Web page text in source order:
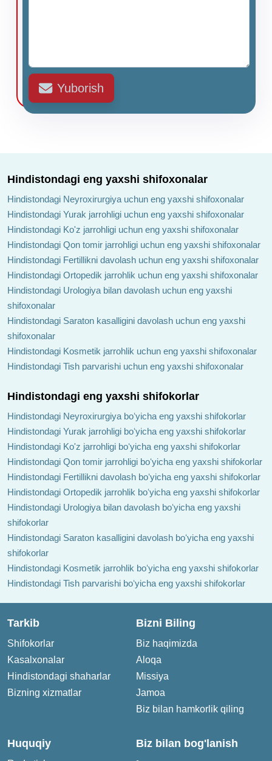
Yuborish
Hindistondagi eng yaxshi shifoxonalar
Hindistondagi Neyroxirurgiya uchun eng yaxshi shifoxonalar
Hindistondagi Yurak jarrohligi uchun eng yaxshi shifoxonalar
Hindistondagi Ko'z jarrohligi uchun eng yaxshi shifoxonalar
Hindistondagi Qon tomir jarrohligi uchun eng yaxshi shifoxonalar
Hindistondagi Fertillikni davolash uchun eng yaxshi shifoxonalar
Hindistondagi Ortopedik jarrohlik uchun eng yaxshi shifoxonalar
Hindistondagi Urologiya bilan davolash uchun eng yaxshi
shifoxonalar
Hindistondagi Saraton kasalligini davolash uchun eng yaxshi
shifoxonalar
Hindistondagi Kosmetik jarrohlik uchun eng yaxshi shifoxonalar
Hindistondagi Tish parvarishi uchun eng yaxshi shifoxonalar
Hindistondagi eng yaxshi shifokorlar
Hindistondagi Neyroxirurgiya boʻyicha eng yaxshi shifokorlar
Hindistondagi Yurak jarrohligi boʻyicha eng yaxshi shifokorlar
Hindistondagi Ko'z jarrohligi boʻyicha eng yaxshi shifokorlar
Hindistondagi Qon tomir jarrohligi boʻyicha eng yaxshi shifokorlar
Hindistondagi Fertillikni davolash boʻyicha eng yaxshi shifokorlar
Hindistondagi Ortopedik jarrohlik boʻyicha eng yaxshi shifokorlar
Hindistondagi Urologiya bilan davolash boʻyicha eng yaxshi
shifokorlar
Hindistondagi Saraton kasalligini davolash boʻyicha eng yaxshi
shifokorlar
Hindistondagi Kosmetik jarrohlik boʻyicha eng yaxshi shifokorlar
Hindistondagi Tish parvarishi boʻyicha eng yaxshi shifokorlar
Tarkib
Shifokorlar
Kasalxonalar
Hindistondagi shaharlar
Bizning xizmatlar
Bizni Biling
Biz haqimizda
Aloqa
Missiya
Jamoa
Biz bilan hamkorlik qiling
Huquqiy Biz bilan bog'lanish